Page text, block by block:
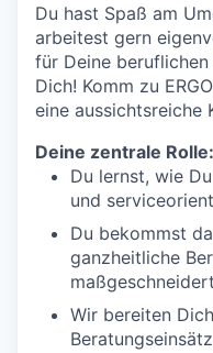
Du hast Spaß am
arbeitest gern
für Deine beruflichen
Dich! Komm zu
eine aussichtsreiche
Deine zentrale Rolle:
Du lernst, wie
und
Du bekommst
ganzheitliche
Wir bereiten